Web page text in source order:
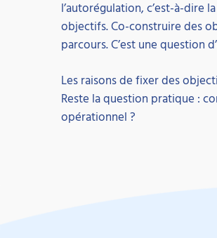
l’autorégulation, c’est-à-dire
objectifs. Co-construire des
parcours. C’est une question
Les raisons de fixer des
Reste la question pratique :
opérationnel ?